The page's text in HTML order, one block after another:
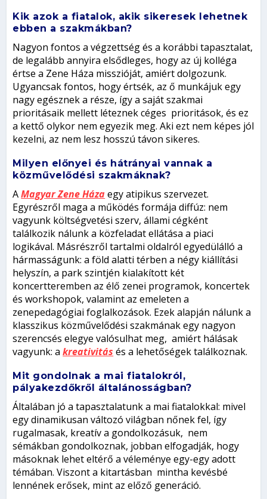
Kik azok a fiatalok, akik sikeresek lehetnek
ebben a szakmákban?
Nagyon fontos a végzettség és a korábbi tapasztalat,
de legalább annyira elsődleges, hogy az új kolléga
értse a Zene Háza misszióját, amiért dolgozunk.
Ugyancsak fontos, hogy értsék, az ő munkájuk egy
nagy egésznek a része, így a saját szakmai
prioritásaik mellett léteznek céges prioritások, és ez
a kettő olykor nem egyezik meg. Aki ezt nem képes jól
kezelni, az nem lesz hosszú távon sikeres.
Milyen előnyei és hátrányai vannak a
közművelődési szakmáknak?
AMagyar Zene Házaegy atipikus szervezet.
Egyrészről maga a működés formája diffúz: nem
vagyunk költségvetési szerv, állami cégként
találkozik nálunk a közfeladat ellátása a piaci
logikával. Másrészről tartalmi oldalról egyedülálló a
hármasságunk: a föld alatti térben a négy kiállítási
helyszín, a park szintjén kialakított két
koncertteremben az élő zenei programok, koncertek
és workshopok, valamint az emeleten a
zenepedagógiai foglalkozások. Ezek alapján nálunk a
klasszikus közművelődési szakmának egy nagyon
szerencsés elegye valósulhat meg, amiért hálásak
vagyunk: akreativitás és a lehetőségek találkoznak.
Mit gondolnak a mai fiatalokról,
pályakezdőkről általánosságban?
Általában jó a tapasztalatunk a mai fiatalokkal: mivel
egy dinamikusan változó világban nőnek fel, így
rugalmasak, kreatív a gondolkozásuk, nem
sémákban gondolkoznak, jobban elfogadják, hogy
másoknak lehet eltérő a véleménye egy-egy adott
témában. Viszont a kitartásban mintha kevésbé
lennének erősek, mint az előző generáció.